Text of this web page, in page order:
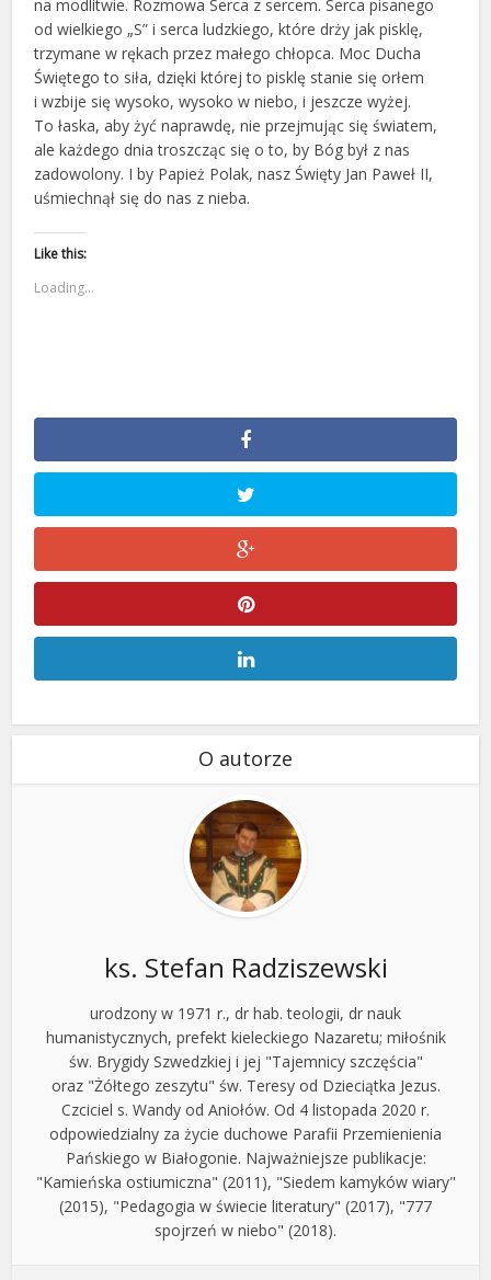
na modlitwie. Rozmowa Serca z sercem. Serca pisanego
od wielkiego „S” i serca ludzkiego, które drży jak pisklę,
trzymane w rękach przez małego chłopca. Moc Ducha
Świętego to siła, dzięki której to pisklę stanie się orłem
i wzbije się wysoko, wysoko w niebo, i jeszcze wyżej.
To łaska, aby żyć naprawdę, nie przejmując się światem,
ale każdego dnia troszcząc się o to, by Bóg był z nas
zadowolony. I by Papież Polak, nasz Święty Jan Paweł II,
uśmiechnął się do nas z nieba.
Like this:
Loading...
O autorze
ks. Stefan Radziszewski
urodzony w 1971 r., dr hab. teologii, dr nauk
humanistycznych, prefekt kieleckiego Nazaretu; miłośnik
św. Brygidy Szwedzkiej i jej "Tajemnicy szczęścia"
oraz "Żółtego zeszytu" św. Teresy od Dzieciątka Jezus.
Czciciel s. Wandy od Aniołów. Od 4 listopada 2020 r.
odpowiedzialny za życie duchowe Parafii Przemienienia
Pańskiego w Białogonie. Najważniejsze publikacje:
"Kamieńska ostiumiczna" (2011), "Siedem kamyków wiary"
(2015), "Pedagogia w świecie literatury" (2017), "777
spojrzeń w niebo" (2018).